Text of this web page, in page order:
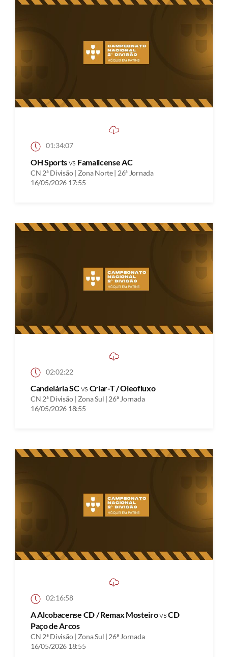
01:34:07
OH Sportsvs Famalicense AC
CN 2ª Divisão | Zona Norte | 26ª Jornada
16/05/2026 17:55
02:02:22
Candelária SCvs Criar-T / Oleofluxo
CN 2ª Divisão | Zona Sul | 26ª Jornada
16/05/2026 18:55
02:16:58
A Alcobacense CD / Remax MosteirovsCD
Paço de Arcos
CN 2ª Divisão | Zona Sul | 26ª Jornada
16/05/2026 18:55